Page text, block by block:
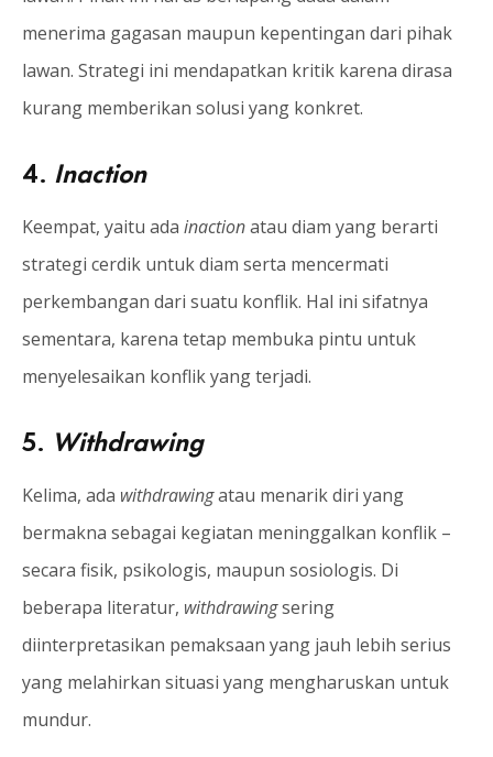
menerima gagasan maupun kepentingan dari pihak
lawan. Strategi ini mendapatkan kritik karena dirasa
kurang memberikan solusi yang konkret.
4. Inaction
Keempat, yaitu ada inactionatau diam yang berarti
strategi cerdik untuk diam serta mencermati
perkembangan dari suatu konflik. Hal ini sifatnya
sementara, karena tetap membuka pintu untuk
menyelesaikan konflik yang terjadi.
5. Withdrawing
Kelima, ada withdrawingatau menarik diri yang
bermakna sebagai kegiatan meninggalkan konflik –
secara fisik, psikologis, maupun sosiologis. Di
beberapa literatur, withdrawingsering
diinterpretasikan pemaksaan yang jauh lebih serius
yang melahirkan situasi yang mengharuskan untuk
mundur.